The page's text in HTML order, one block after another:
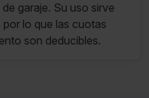
garaje. Su uso sirve
por lo que las cuotas
son deducibles.